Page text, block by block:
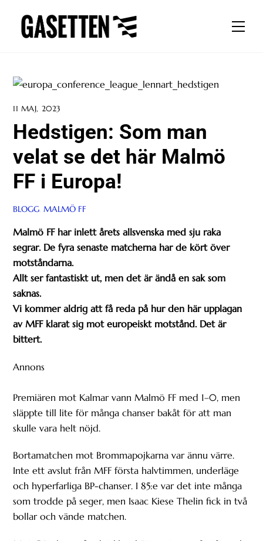
content
11 MAJ, 2023
Hedstigen: Som man
velat se det här Malmö
FF i Europa!
BLOGG MALMÖ FF
Malmö FF har inlett årets allsvenska med sju raka
segrar. De fyra senaste matcherna har de kört över
motståndarna.
Allt ser fantastiskt ut, men det är ändå en sak som
saknas.
Vi kommer aldrig att få reda på hur den här upplagan
av MFF klarat sig mot europeiskt motstånd. Det är
bittert.
Annons
Premiären mot Kalmar vann Malmö FF med 1–0, men
släppte till lite för många chanser bakåt för att man
skulle vara helt nöjd.
Bortamatchen mot Brommapojkarna var ännu värre.
Inte ett avslut från MFF första halvtimmen, underläge
och hyperfarliga BP-chanser. I 85:e var det inte många
som trodde på seger, men Isaac Kiese Thelin fick in två
bollar och vände matchen.